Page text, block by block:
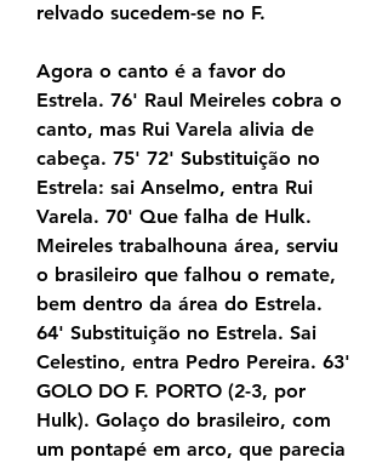
relvado sucedem-se no F.
Agora o canto é a favor do
Estrela. 76' Raul Meireles cobra o
canto, mas Rui Varela alivia de
cabeça. 75' 72' Substituição no
Estrela: sai Anselmo, entra Rui
Varela. 70' Que falha de Hulk.
Meireles trabalhouna área, serviu
o brasileiro que falhou o remate,
bem dentro da área do Estrela.
64' Substituição no Estrela. Sai
Celestino, entra Pedro Pereira. 63'
GOLO DO F. PORTO (2-3, por
Hulk). Golaço do brasileiro, com
um pontapé em arco, que parecia